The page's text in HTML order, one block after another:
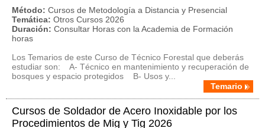
Método: Cursos de Metodología a Distancia y Presencial
Temática: Otros Cursos 2026
Duración: Consultar Horas con la Academia de Formación
horas
Los Temarios de este Curso de Técnico Forestal que deberás
estudiar son: A- Técnico en mantenimiento y recuperación de
bosques y espacio protegidos B- Usos y...
Temario
Cursos de Soldador de Acero Inoxidable por los
Procedimientos de Mig y Tig 2026